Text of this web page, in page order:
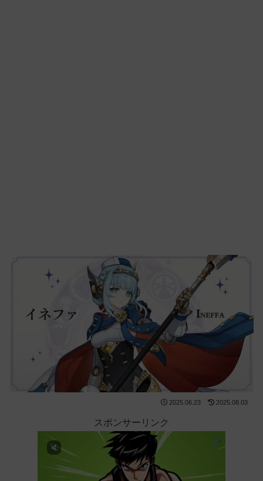
2025.06.23 2025.08.03
スポンサーリンク